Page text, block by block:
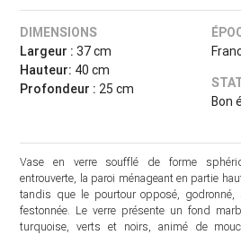
DIMENSIONS
Largeur : 37 cm
Hauteur: 40 cm
Profondeur : 25 cm
Bon
Vase en verre soufflé de forme
entrouverte, la paroi ménageant en partie
tandis que le pourtour opposé, godronné,
festonnée. Le verre présente un fond
turquoise, verts et noirs, animé de